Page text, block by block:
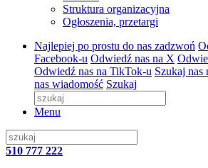
Struktura organizacyjna
Ogłoszenia, przetargi
Najlepiej po prostu do nas zadzwoń
Facebook-u Odwiedź nas na X
Odwiedź nas na TikTok-u Szukaj nas
nas wiadomość Szukaj
Menu
510 777 222